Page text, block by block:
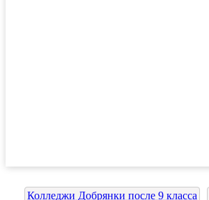
Колледжи Добрянки после 9 класса